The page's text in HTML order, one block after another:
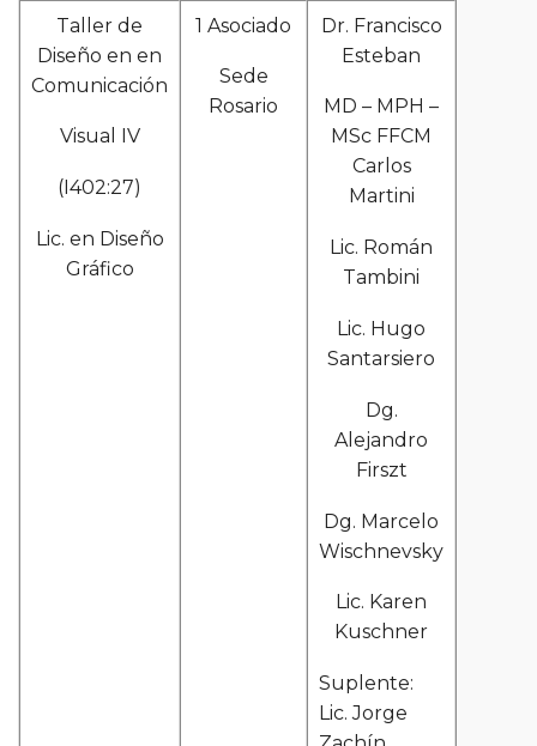
Taller de
Diseño en en
Comunicación
Visual IV
(I402:27)
Lic. en Diseño
Gráfico
1 Asociado
Sede
Rosario
Dr. Francisco
Esteban
MD – MPH –
MSc FFCM
Carlos
Martini
Lic. Román
Tambini
Lic. Hugo
Santarsiero
Dg.
Alejandro
Firszt
Dg. Marcelo
Wischnevsky
Lic. Karen
Kuschner
Suplente:
Lic. Jorge